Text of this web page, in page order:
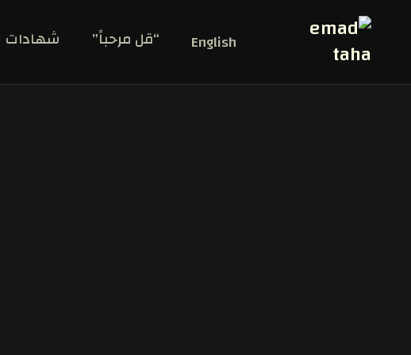
شهادات “قل مرحباً” English